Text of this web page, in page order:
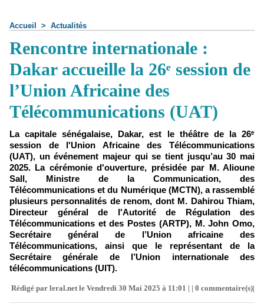
Accueil > Actualités
Rencontre internationale :
Dakar accueille la 26ᵉ session de
l’Union Africaine des
Télécommunications (UAT)
La capitale sénégalaise, Dakar, est le théâtre de la 26ᵉ
session de l'Union Africaine des Télécommunications
(UAT), un événement majeur qui se tient jusqu’au 30 mai
2025. La cérémonie d'ouverture, présidée par M. Alioune
Sall, Ministre de la Communication, des
Télécommunications et du Numérique (MCTN), a rassemblé
plusieurs personnalités de renom, dont M. Dahirou Thiam,
Directeur général de l'Autorité de Régulation des
Télécommunications et des Postes (ARTP), M. John Omo,
Secrétaire général de l’Union africaine des
Télécommunications, ainsi que le représentant de la
Secrétaire générale de l’Union internationale des
télécommunications (UIT).
Rédigé par leral.net le Vendredi 30 Mai 2025 à 11:01 | | 0 commentaire(s)|